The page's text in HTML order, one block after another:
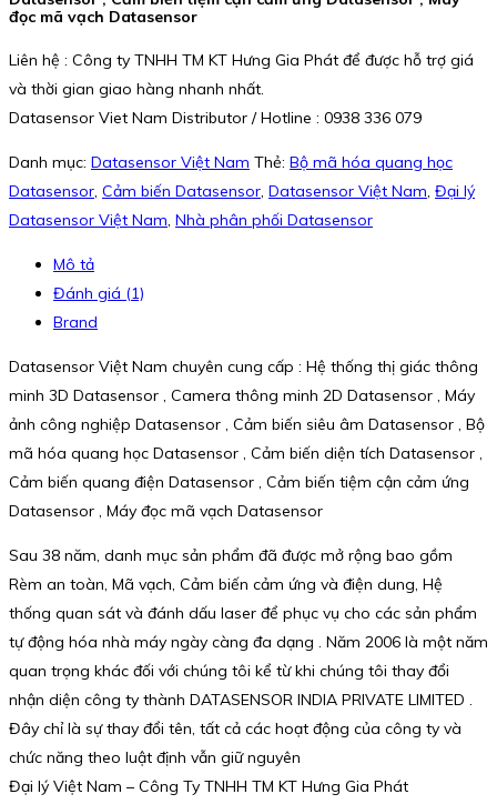
đọc mã vạch Datasensor
Liên hệ : Công ty TNHH TM KT Hưng Gia Phát để được hỗ trợ giá
và thời gian giao hàng nhanh nhất.
Datasensor Viet Nam Distributor / Hotline : 0938 336 079
Danh mục: Datasensor Việt Nam Thẻ: Bộ mã hóa quang học
Datasensor, Cảm biến Datasensor, Datasensor Việt Nam, Đại lý
Datasensor Việt Nam, Nhà phân phối Datasensor
Mô tả
Đánh giá (1)
Brand
Datasensor Việt Nam chuyên cung cấp : Hệ thống thị giác thông
minh 3D Datasensor , Camera thông minh 2D Datasensor , Máy
ảnh công nghiệp Datasensor , Cảm biến siêu âm Datasensor , Bộ
mã hóa quang học Datasensor , Cảm biến diện tích Datasensor ,
Cảm biến quang điện Datasensor , Cảm biến tiệm cận cảm ứng
Datasensor , Máy đọc mã vạch Datasensor
Sau 38 năm, danh mục sản phẩm đã được mở rộng bao gồm
Rèm an toàn, Mã vạch, Cảm biến cảm ứng và điện dung, Hệ
thống quan sát và đánh dấu laser để phục vụ cho các sản phẩm
tự động hóa nhà máy ngày càng đa dạng . Năm 2006 là một năm
quan trọng khác đối với chúng tôi kể từ khi chúng tôi thay đổi
nhận diện công ty thành DATASENSOR INDIA PRIVATE LIMITED .
Đây chỉ là sự thay đổi tên, tất cả các hoạt động của công ty và
chức năng theo luật định vẫn giữ nguyên
Đại lý Việt Nam – Công Ty TNHH TM KT Hưng Gia Phát